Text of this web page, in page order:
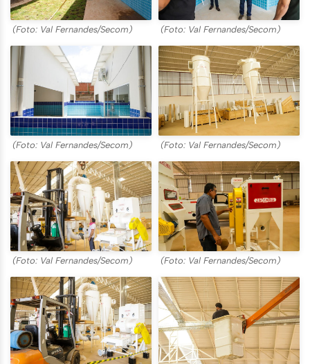
(Foto: Val Fernandes/Secom) (Foto: Val Fernandes/Secom)
(Foto: Val Fernandes/Secom) (Foto: Val Fernandes/Secom)
(Foto: Val Fernandes/Secom) (Foto: Val Fernandes/Secom)